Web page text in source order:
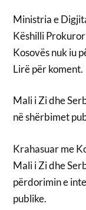
Ministria e
Këshilli
Kosovës nuk iu
Lirë për koment.
Mali i Zi dhe
në shërbimet
Krahasuar me
Mali i Zi dhe
përdorimin e
publike.